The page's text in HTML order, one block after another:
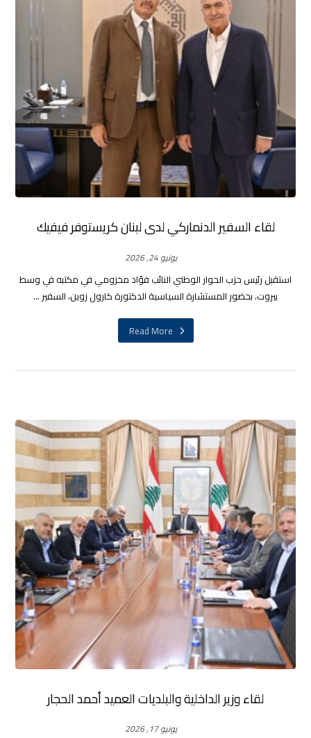
لقاء السفير الدنماركي لدى لبنان كريستوفر فيفيك
يونيو 24, 2026
استقبل رئيس حزب الحوار الوطني النائب فؤاد مخزومي في مكتبه في وسط
بيروت، بحضور المستشارة السياسية الدكتورة كارول زوين، السفير ...
Read More
لقاء وزير الداخلية والبلديات العميد أحمد الحجار
يونيو 17, 2026